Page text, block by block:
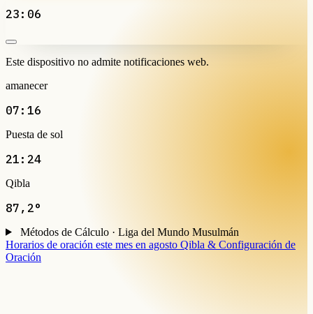
23:06
Este dispositivo no admite notificaciones web.
amanecer
07:16
Puesta de sol
21:24
Qibla
87,2°
Métodos de Cálculo · Liga del Mundo Musulmán
Horarios de oración este mes en agosto Qibla & Configuración de
Oración